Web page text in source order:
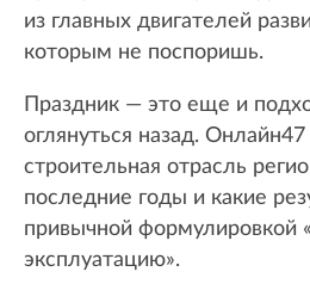
из главных двигателей
которым не поспоришь.
Праздник — это еще и
оглянуться назад.
строительная отрасль
последние годы и какие
привычной формулировкой
эксплуатацию».